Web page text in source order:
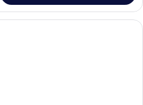
Un bagno con un mobile lavabo in